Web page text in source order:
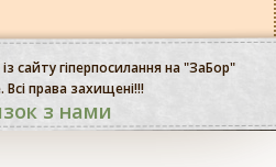
сайту гіперпосилання на "ЗаБор"
права захищені!!!
з нами